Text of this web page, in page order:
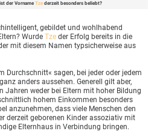
der Vorname Tze derzeit besonders beliebt?
gebildet und wohlhabend
Wurde Tze der Erfolg bereits in die
mit diesem Namen typsicherweise aus
Durchschnitt« sagen, bei jeder oder jedem
anders aussehen. Generell gilt aber,
Jahren weder bei Eltern mit hoher Bildung
hohem Einkommen besonders
anzunehmen, dass viele Menschen den
derzeit geborenen Kinder assoziativ mit
Elternhaus in Verbindung bringen.